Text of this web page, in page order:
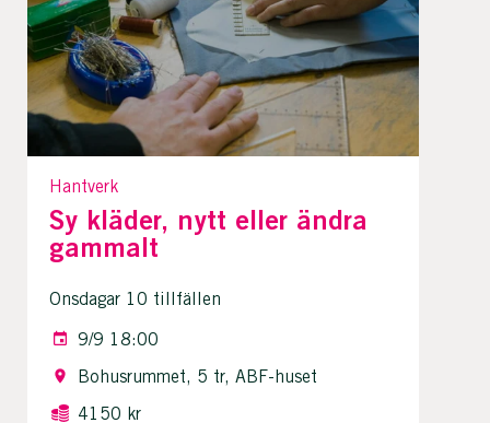
Hantverk
Sy kläder, nytt eller ändra
gammalt
Onsdagar 10 tillfällen
9/9 18:00
Bohusrummet, 5 tr, ABF-huset
4150 kr